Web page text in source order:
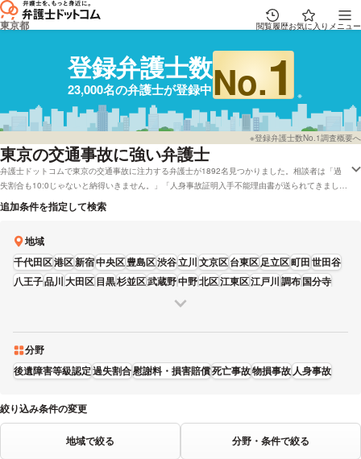
東京都 閲覧履歴お気に入り メニュー
登録弁護士数
23,000名の弁護士が登録中No.1
※登録弁護士数No.1調査概要へ
東京の交通事故に強い弁護士
弁護士ドットコムで東京の交通事故に注力する弁護士が1892名見つかりました。相談者は「過
失割合も10:0じゃないと納得いきません。」「人身事故証明入手不能理由書が送られてきまし
た。」といった事情を抱えています。弁護士ドットコムでは弁護士費用面を考慮して法テラスを
受け付けしている弁護士や東京で無料の法律相談「みんなの法律相談」に回答している弁護士と
弁護士や弁護士の選び方は詳しく調べたけれど、東京周辺の弁護士を費用で検討したい」などの
依頼にも応じることができます。弁護士の中には「全国出張可/休日・夜間相談可/ケースによっ
ては着手金無料可等で親切、丁寧に対応します。」とおっしゃる方もおります。交通事故で心配
事がある方は弁護士ドットコムに登録する弁護士22,835人の中から、営業時間や能力などの条
件を考慮して、自分に合った法律事務所や弁護士に相談をしてみることもご検討ください。
追加条件を指定して検索
地域
千代田区港区新宿中央区豊島区渋谷立川文京区台東区足立区町田世田谷
八王子品川大田区目黒杉並区武蔵野中野北区江東区江戸川調布国分寺
荒川区
分野
後遺障害等級認定過失割合慰謝料・損害賠償死亡事故物損事故人身事故
絞り込み条件の変更
地域で絞る 分野・条件で絞る